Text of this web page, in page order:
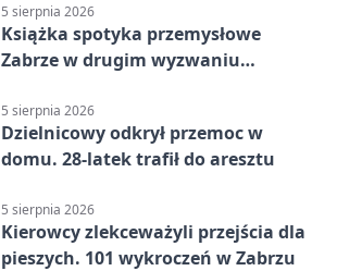
5 sierpnia 2026
Książka spotyka przemysłowe
Zabrze w drugim wyzwaniu
5 sierpnia 2026
Dzielnicowy odkrył przemoc w
domu. 28-latek trafił do aresztu
5 sierpnia 2026
Kierowcy zlekceważyli przejścia dla
pieszych. 101 wykroczeń w Zabrzu